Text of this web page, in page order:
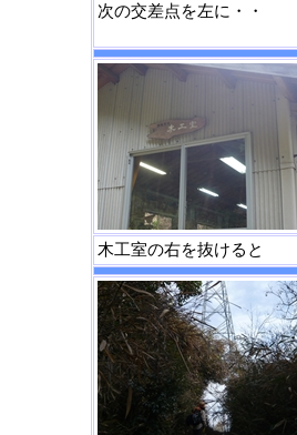
次の交差点を左に・・
木工室の右を抜けると